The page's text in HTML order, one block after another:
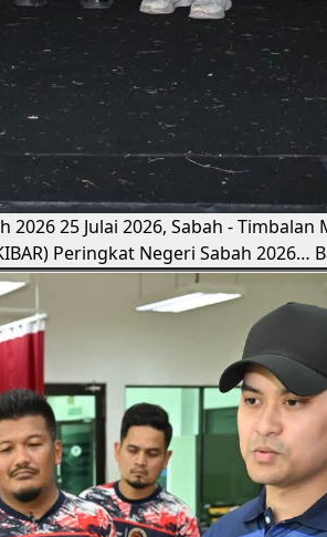
202625 Julai 2026, Sabah -
Peringkat Negeri Sabah 2026…